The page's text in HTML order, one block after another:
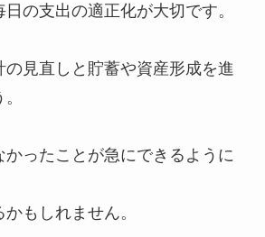
の支出の適正化が大切です。
の見直しと貯蓄や資産形成を進
。
ったことが急にできるように
もしれません。